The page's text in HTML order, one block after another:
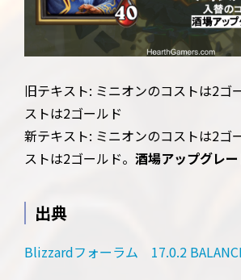
旧テキスト: ミニオンのコストは2ゴ
ストは2ゴールド
新テキスト: ミニオンのコストは2ゴ
ストは2ゴールド。 酒場アップグレ
出典
Blizzardフォーラム 17.0.2